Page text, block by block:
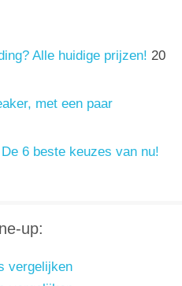
Alle huidige prijzen! 20
met een paar
6 beste keuzes van nu!
up:
vergelijken